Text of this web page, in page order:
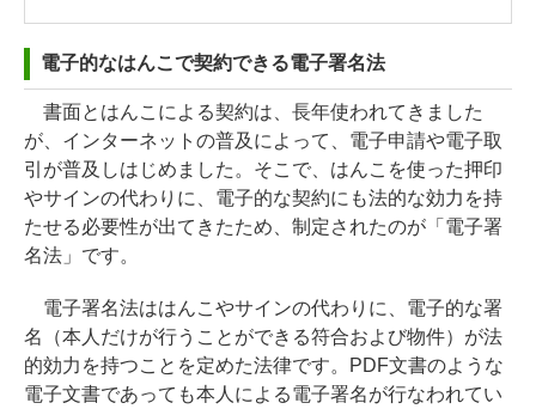
電子的なはんこで契約できる電子署名法
書面とはんこによる契約は、長年使われてきました
が、インターネットの普及によって、電子申請や電子取
引が普及しはじめました。そこで、はんこを使った押印
やサインの代わりに、電子的な契約にも法的な効力を持
たせる必要性が出てきたため、制定されたのが「電子署
名法」です。
電子署名法ははんこやサインの代わりに、電子的な署
名（本人だけが行うことができる符合および物件）が法
的効力を持つことを定めた法律です。PDF文書のような
電子文書であっても本人による電子署名が行なわれてい